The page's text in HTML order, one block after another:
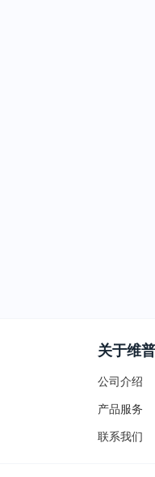
关于维普
公司介绍
产品服务
联系我们